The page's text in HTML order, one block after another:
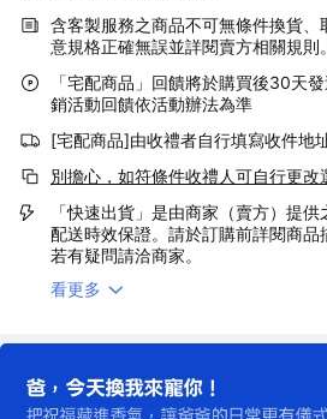
含客製服務之商品不可無條件換貨、
意規格正確無誤並詳閱賣方相關規則。
「宅配商品」回饋將於購買後30天
銷活動回饋依活動辦法為準
[宅配商品]由收禮者自行填寫收件地
別擔心，如符條件收禮人可自行更改
「快速出貨」是由商家（賣方）提
配送時效保證。請於訂購前詳閱商品
若有疑問請洽商家。
看更多